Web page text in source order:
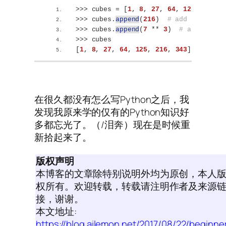
>>> cubes = 1, 8 , 27 , 64, 125
>>> cubes. append (216 )
# add the
>>> cubes. append (7 ** 3 )
# and the
>>> cubes
1, 8, 27 , 64, 125 , 216 , 343
在很久都没有怎么写Python之后，我
发现我原来学的仅有的Python知识好
多都忘光了。（/泪奔）现在是时候重
新拾起来了。
版权声明
本博客的文章除特别说明外均为原创，本人版
权所有。欢迎转载，转载请注明作者及来源链
接，谢谢。
本文地址: